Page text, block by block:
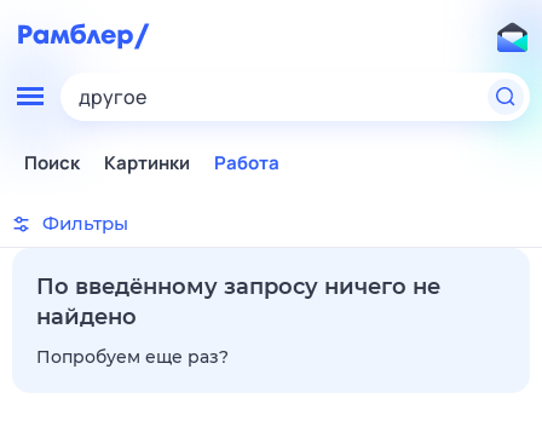
другое
Поиск Картинки Работа
Фильтры
По введённому запросу ничего не
найдено
Попробуем еще раз?